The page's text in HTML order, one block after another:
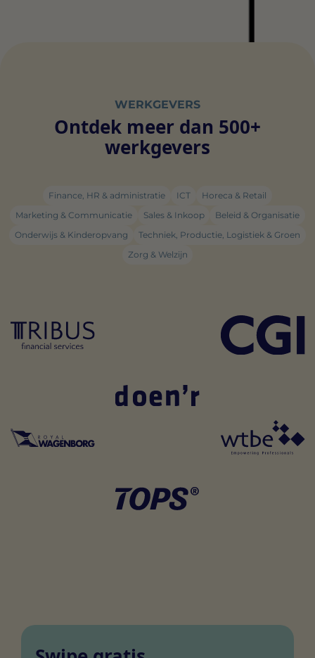
WERKGEVERS
Ontdek meer dan 500+
werkgevers
Finance, HR & administratie ICT
Horeca & Retail
Marketing & Communicatie
Sales & Inkoop
Beleid & Organisatie
Onderwijs & Kinderopvang
Techniek, Productie, Logistiek & Groen
Zorg & Welzijn